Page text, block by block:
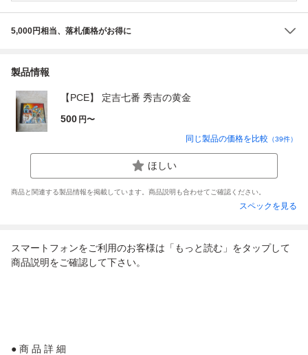
5,000円相当、落札価格がお得に
製品情報
【PCE】 定吉七番 秀吉の黄金
500 円〜
同じ製品の価格を比較 （39件）
ほしい
商品と関連する製品情報を掲載しています。商品説明も合わせてご確認ください。
スペックを見る
スマートフォンをご利用のお客様は「もっと読む」をタップして
商品説明をご確認して下さい。
● 商 品 詳 細